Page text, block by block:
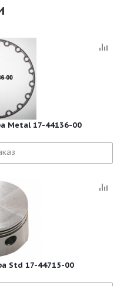
Metal 17-44136-00
Std 17-44715-00